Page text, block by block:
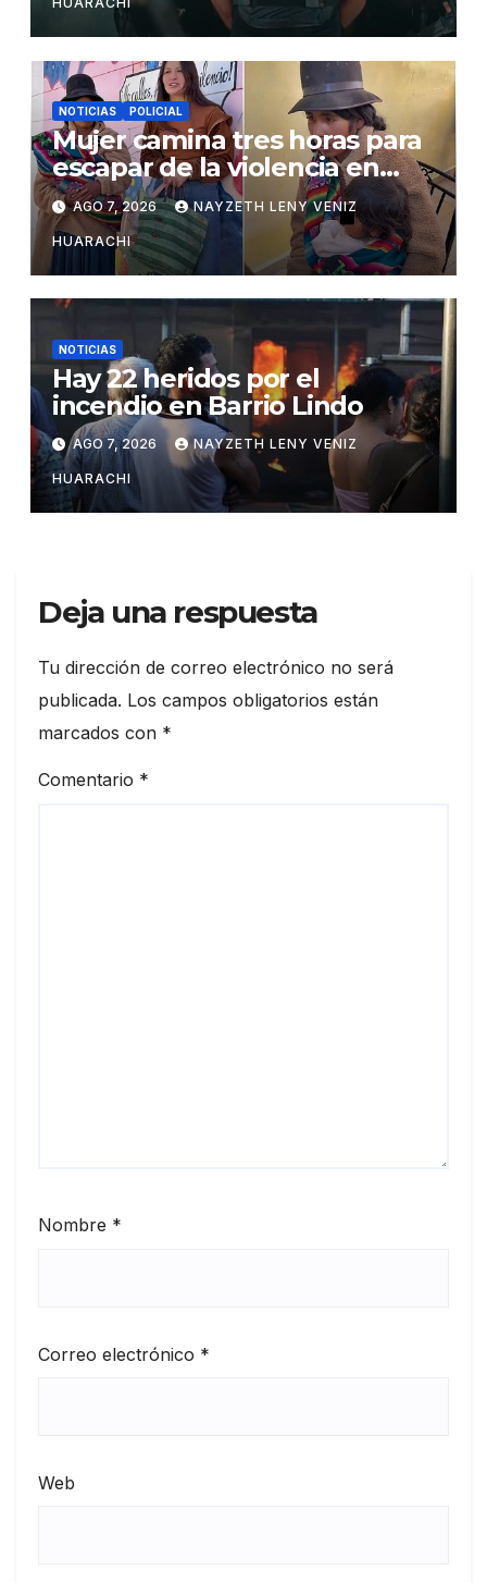
NOTICIAS POLICIAL
Mujer camina tres horas para
escapar de la violencia en
Potosí
AGO 7, 2026 NAYZETH LENY VENIZ
HUARACHI
NOTICIAS
Hay 22 heridos por el
incendio en Barrio Lindo
AGO 7, 2026 NAYZETH LENY VENIZ
HUARACHI
Deja una respuesta
Tu dirección de correo electrónico no será
publicada. Los campos obligatorios están
marcados con *
Comentario *
Nombre *
Correo electrónico *
Web